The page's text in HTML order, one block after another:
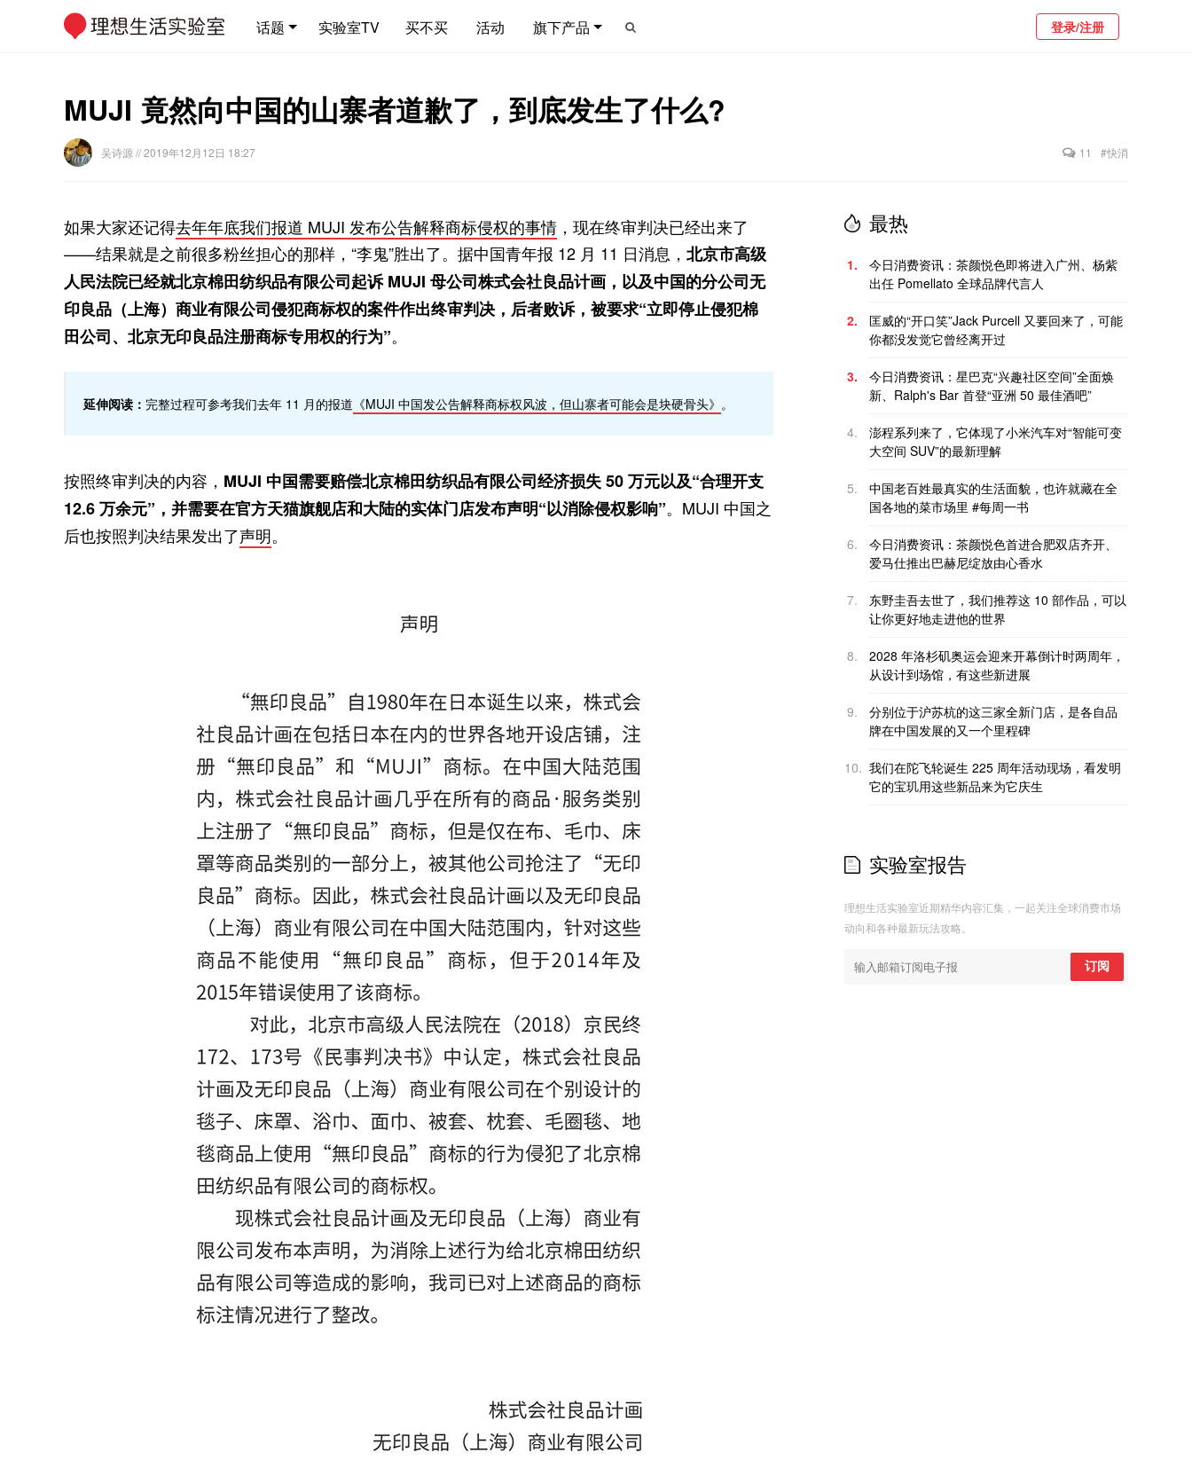
话题 实验室TV 买不买 活动 旗下产品 登录/注册
MUJI 竟然向中国的山寨者道歉了，到底发生了什么?
吴诗源 // 2019年12月12日 18:27 11 #快消
如果大家还记得去年年底我们报道 MUJI 发布公告解释商标侵权的事情 ，现在终审判决已经出来了
——结果就是之前很多粉丝担心的那样，“李鬼”胜出了。据中国青年报 12 月 11 日消息， 北京市高级
人民法院已经就北京棉田纺织品有限公司起诉 MUJI 母公司株式会社良品计画，以及中国的分公司无
印良品（上海）商业有限公司侵犯商标权的案件作出终审判决，后者败诉，被要求“立即停止侵犯棉
田公司、北京无印良品注册商标专用权的行为”。
延伸阅读： 完整过程可参考我们去年 11 月的报道 《MUJI 中国发公告解释商标权风波，但山寨者可能会是块硬骨头》 。
按照终审判决的内容， MUJI 中国需要赔偿北京棉田纺织品有限公司经济损失 50 万元以及“合理开支
12.6 万余元”，并需要在官方天猫旗舰店和大陆的实体门店发布声明“以消除侵权影响”。MUJI 中国之
后也按照判决结果发出了声明。
最热
1.
今日消费资讯：茶颜悦色即将进入广州、杨紫
出任 Pomellato 全球品牌代言人
2.
匡威的“开口笑”Jack Purcell 又要回来了，可能
你都没发觉它曾经离开过
3.
今日消费资讯：星巴克“兴趣社区空间”全面焕
新、Ralph's Bar 首登“亚洲 50 最佳酒吧”
4.
澎程系列来了，它体现了小米汽车对“智能可变
大空间 SUV”的最新理解
5.
中国老百姓最真实的生活面貌，也许就藏在全
国各地的菜市场里 #每周一书
6.
今日消费资讯：茶颜悦色首进合肥双店齐开、
爱马仕推出巴赫尼绽放由心香水
7.
东野圭吾去世了，我们推荐这 10 部作品，可以
让你更好地走进他的世界
8.
2028 年洛杉矶奥运会迎来开幕倒计时两周年，
从设计到场馆，有这些新进展
9.
分别位于沪苏杭的这三家全新门店，是各自品
牌在中国发展的又一个里程碑
10. 我们在陀飞轮诞生 225 周年活动现场，看发明
它的宝玑用这些新品来为它庆生
实验室报告
理想生活实验室近期精华内容汇集，一起关注全球消费市场
动向和各种最新玩法攻略。